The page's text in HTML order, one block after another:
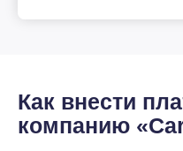
Как внести
компанию